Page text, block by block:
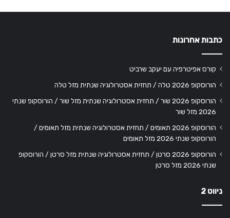
כתבות אחרונות
קורס אפיטרפיה עם יעקב שרביט
הורוסקופ 2026 טלה / תחזית אסטרולוגיה שנתית מזל טלה
הורוסקופ 2026 שור / תחזית אסטרולוגיה שנתית מזל שור / הורוסקופ שנתי
2026 מזל שור
הורוסקופ 2026 תאומים / תחזית אסטרולוגיה שנתית מזל תאומים /
הורוסקופ שנתי 2026 מזל תאומים
הורוסקופ 2026 סרטן / תחזית אסטרולוגיה שנתית מזל סרטן / הורוסקופ
שנתי 2026 מזל סרטן
ניווט 2